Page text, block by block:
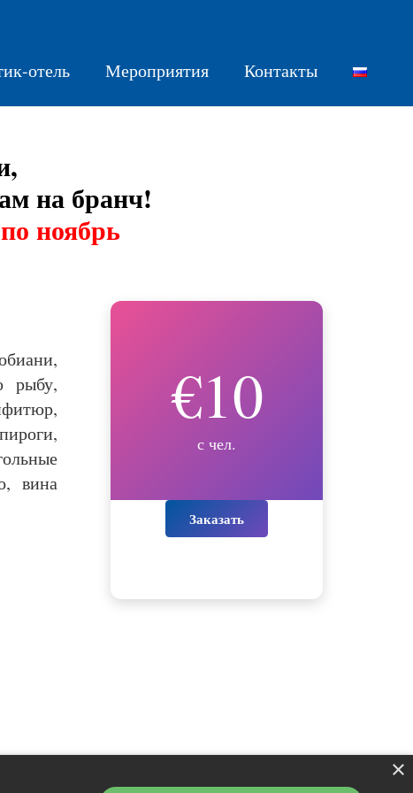
отель Мероприятия Контакты
на бранч!
ноябрь
рыбу,
вина
€10
с чел.
Заказать
×